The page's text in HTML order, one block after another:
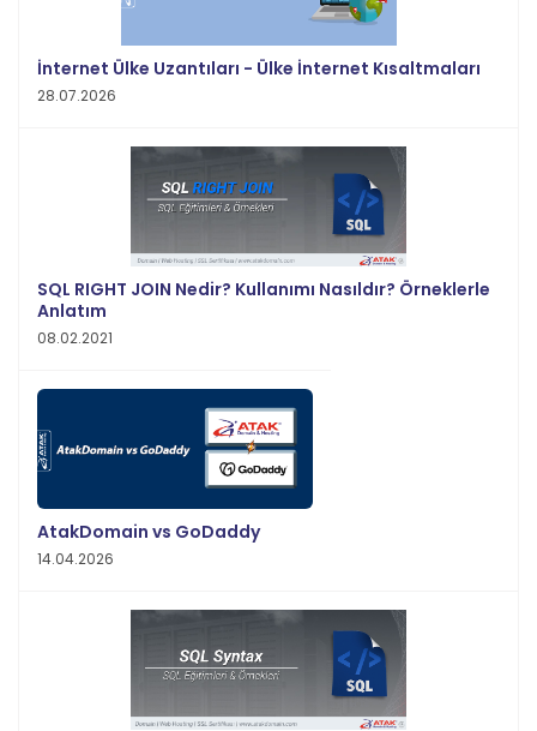
İnternet Ülke Uzantıları - Ülke İnternet Kısaltmaları
28.07.2026
SQL RIGHT JOIN Nedir? Kullanımı Nasıldır? Örneklerle
Anlatım
08.02.2021
AtakDomain vs GoDaddy
14.04.2026